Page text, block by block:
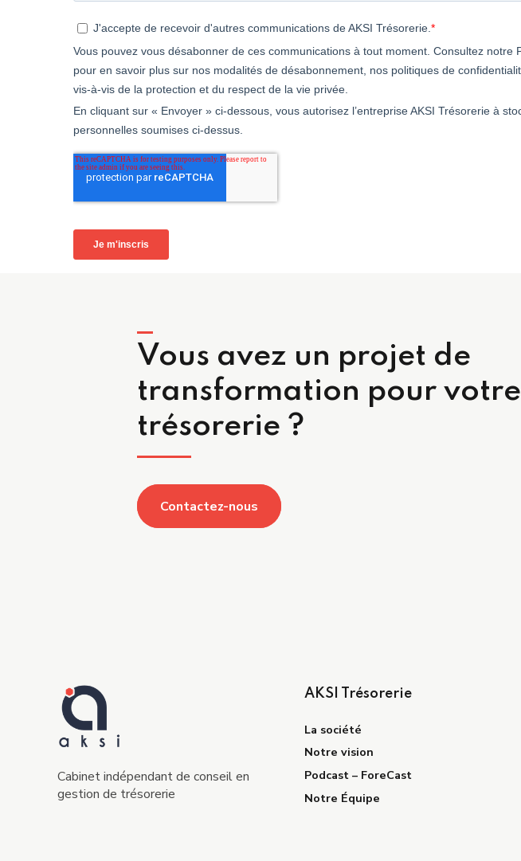
Vous avez un projet de
transformation pour votre
trésorerie ?
Contactez-nous
Cabinet indépendant de conseil en
gestion de trésorerie
AKSI Trésorerie
La société
Notre vision
Podcast – ForeCast
Notre Équipe